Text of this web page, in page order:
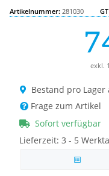
Artikelnummer: 281030
exkl.
Bestand pro Lager
Frage zum Artikel
Sofort verfügbar
Lieferzeit: 3 - 5